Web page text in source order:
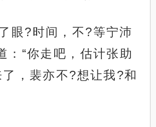
眼?时间，不?等宁沛
：“你走吧，估计张助
，裴亦不?想让我?和